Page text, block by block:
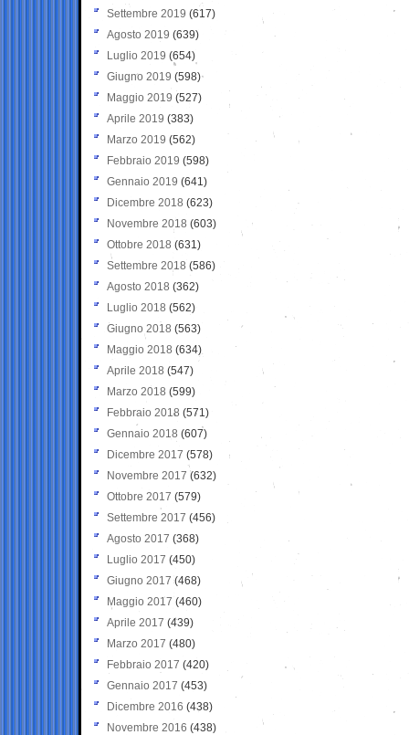
Settembre 2019 (617)
Agosto 2019 (639)
Luglio 2019 (654)
Giugno 2019 (598)
Maggio 2019 (527)
Aprile 2019 (383)
Marzo 2019 (562)
Febbraio 2019 (598)
Gennaio 2019 (641)
Dicembre 2018 (623)
Novembre 2018 (603)
Ottobre 2018 (631)
Settembre 2018 (586)
Agosto 2018 (362)
Luglio 2018 (562)
Giugno 2018 (563)
Maggio 2018 (634)
Aprile 2018 (547)
Marzo 2018 (599)
Febbraio 2018 (571)
Gennaio 2018 (607)
Dicembre 2017 (578)
Novembre 2017 (632)
Ottobre 2017 (579)
Settembre 2017 (456)
Agosto 2017 (368)
Luglio 2017 (450)
Giugno 2017 (468)
Maggio 2017 (460)
Aprile 2017 (439)
Marzo 2017 (480)
Febbraio 2017 (420)
Gennaio 2017 (453)
Dicembre 2016 (438)
Novembre 2016 (438)